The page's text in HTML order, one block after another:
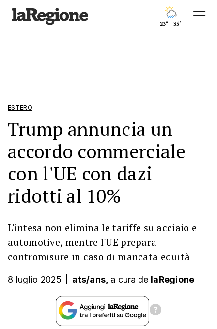
23° - 35°
ESTERO
Trump annuncia un
accordo commerciale
con l'UE con dazi
ridotti al 10%
L'intesa non elimina le tariffe su acciaio e
automotive, mentre l'UE prepara
contromisure in caso di mancata equità
8 luglio 2025 ats/ans, a cura de laRegione